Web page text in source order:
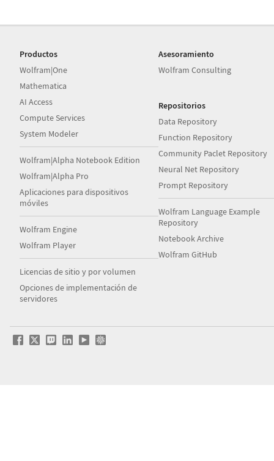
Productos
Wolfram|One
Mathematica
AI Access
Compute Services
System Modeler
Wolfram|Alpha Notebook Edition
Wolfram|Alpha Pro
Aplicaciones para dispositivos
móviles
Wolfram Engine
Wolfram Player
Licencias de sitio y por volumen
Opciones de implementación de
servidores
Asesoramiento
Wolfram Consulting
Repositorios
Data Repository
Function Repository
Community Paclet Repository
Neural Net Repository
Prompt Repository
Wolfram Language Example
Repository
Notebook Archive
Wolfram GitHub